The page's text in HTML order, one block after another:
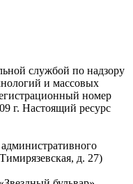
службой по надзору
и массовых
номер
г. Настоящий ресурс
д. 27)